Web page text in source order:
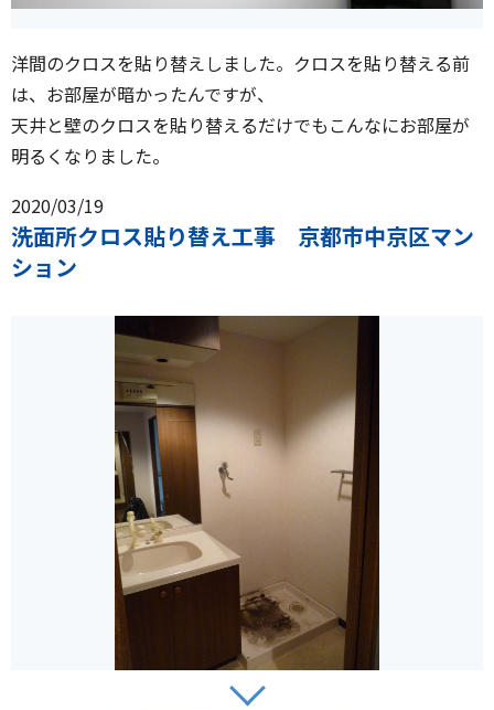
洋間のクロスを貼り替えしました。クロスを貼り替える前
は、お部屋が暗かったんですが、
天井と壁のクロスを貼り替えるだけでもこんなにお部屋が
明るくなりました。
2020/03/19
洗面所クロス貼り替え工事 京都市中京区マン
ション